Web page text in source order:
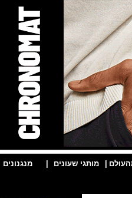
| מותגי שעונים | מנגנונים |